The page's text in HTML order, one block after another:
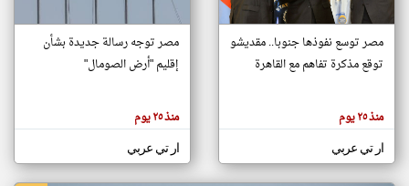
تغيير الدولة
اخبار الصومال على مدار الساعة
أهم اخبار الصومال العاجلة والمباشرة
هنا عن
وجهة
كاتبيها.
مصر توسع نفوذها جنوبا.. مقديشو
توقع مذكرة تفاهم مع القاهرة
منذ ٢٥ يوم
ار تي عربي
مصر توجه رسالة جديدة بشأن
إقليم "أرض الصومال"
منذ ٢٥ يوم
ار تي عربي
klyoum.com